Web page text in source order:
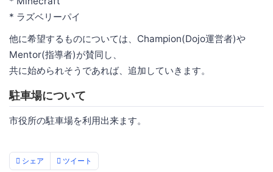
* ラズベリーパイ
他に希望するものについては、Champion(Dojo運営者)や
Mentor(指導者)が賛同し、
共に始められそうであれば、追加していきます。
駐車場について
市役所の駐車場を利用出来ます。
シェア ツイート